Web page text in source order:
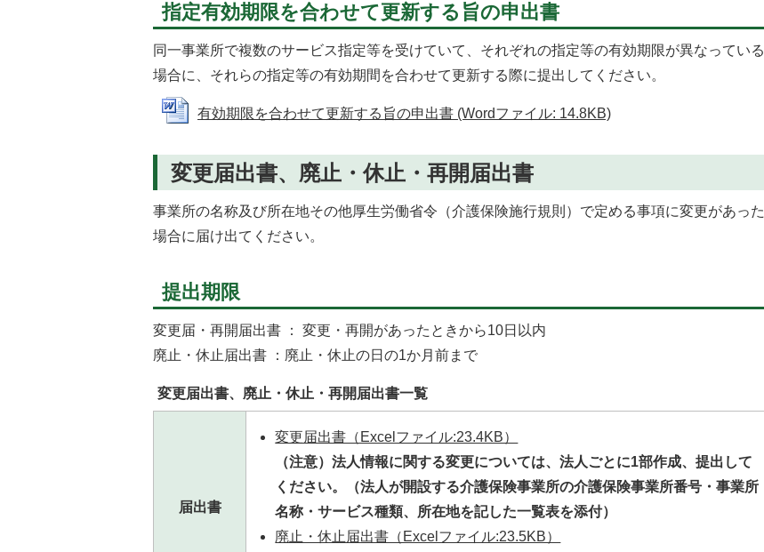
指定有効期限を合わせて更新する旨の申出書
同一事業所で複数のサービス指定等を受けていて、それぞれの指定等の有効期限が異なっている
場合に、それらの指定等の有効期間を合わせて更新する際に提出してください。
有効期限を合わせて更新する旨の申出書 (Wordファイル: 14.8KB)
変更届出書、廃止・休止・再開届出書
事業所の名称及び所在地その他厚生労働省令（介護保険施行規則）で定める事項に変更があった
場合に届け出てください。
提出期限
変更届・再開届出書 ： 変更・再開があったときから10日以内
廃止・休止届出書 ：廃止・休止の日の1か月前まで
変更届出書、廃止・休止・再開届出書一覧
届出書
変更届出書（Excelファイル:23.4KB）
（注意）法人情報に関する変更については、法人ごとに1部作成、提出して
ください。（法人が開設する介護保険事業所の介護保険事業所番号・事業所
名称・サービス種類、所在地を記した一覧表を添付）
廃止・休止届出書（Excelファイル:23.5KB）